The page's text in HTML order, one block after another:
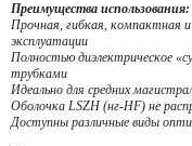
Преимущества использования:
Прочная, гибкая, компактная и
эксплуатации
Полностью диэлектрическое
трубками
Идеально для средних
Оболочка LSZH (нг-HF) не
Доступны различные виды